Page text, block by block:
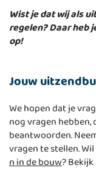
Wist je dat wij als
regelen? Daar heb
op!
Jouw
We hopen dat je
nog vragen
beantwoorden.
vragen te stellen.
n in de bouw?